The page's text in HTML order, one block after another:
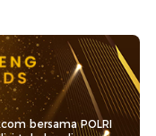
bersama POLRI